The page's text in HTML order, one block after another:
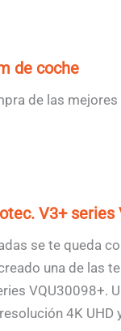
de coche
de las
V3+ series
se te queda
una de las
VQU30098+.
4K UHD